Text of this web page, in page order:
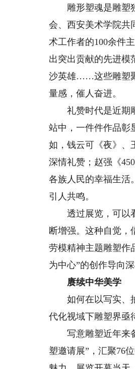
雕形塑魂是雕塑独
会、西安美术学院
术工作者的100余件
出突出贡献的先进模
沙英雄……这些雕塑
量感，催人奋进。
礼赞时代是近期雕
站中，一件件作品彰
如，钱云可《夜》、
深情礼赞；赵强《
各族人民的幸福生活
引人共鸣。
透过展览，可以看
断增强。这种自觉
劳模精神主题雕塑作
为中心”的创作导向
赓续中华美学
如何在以写实、抽
代化视域下雕塑界亟
写意雕塑近年来备
塑邀请展”，汇聚76